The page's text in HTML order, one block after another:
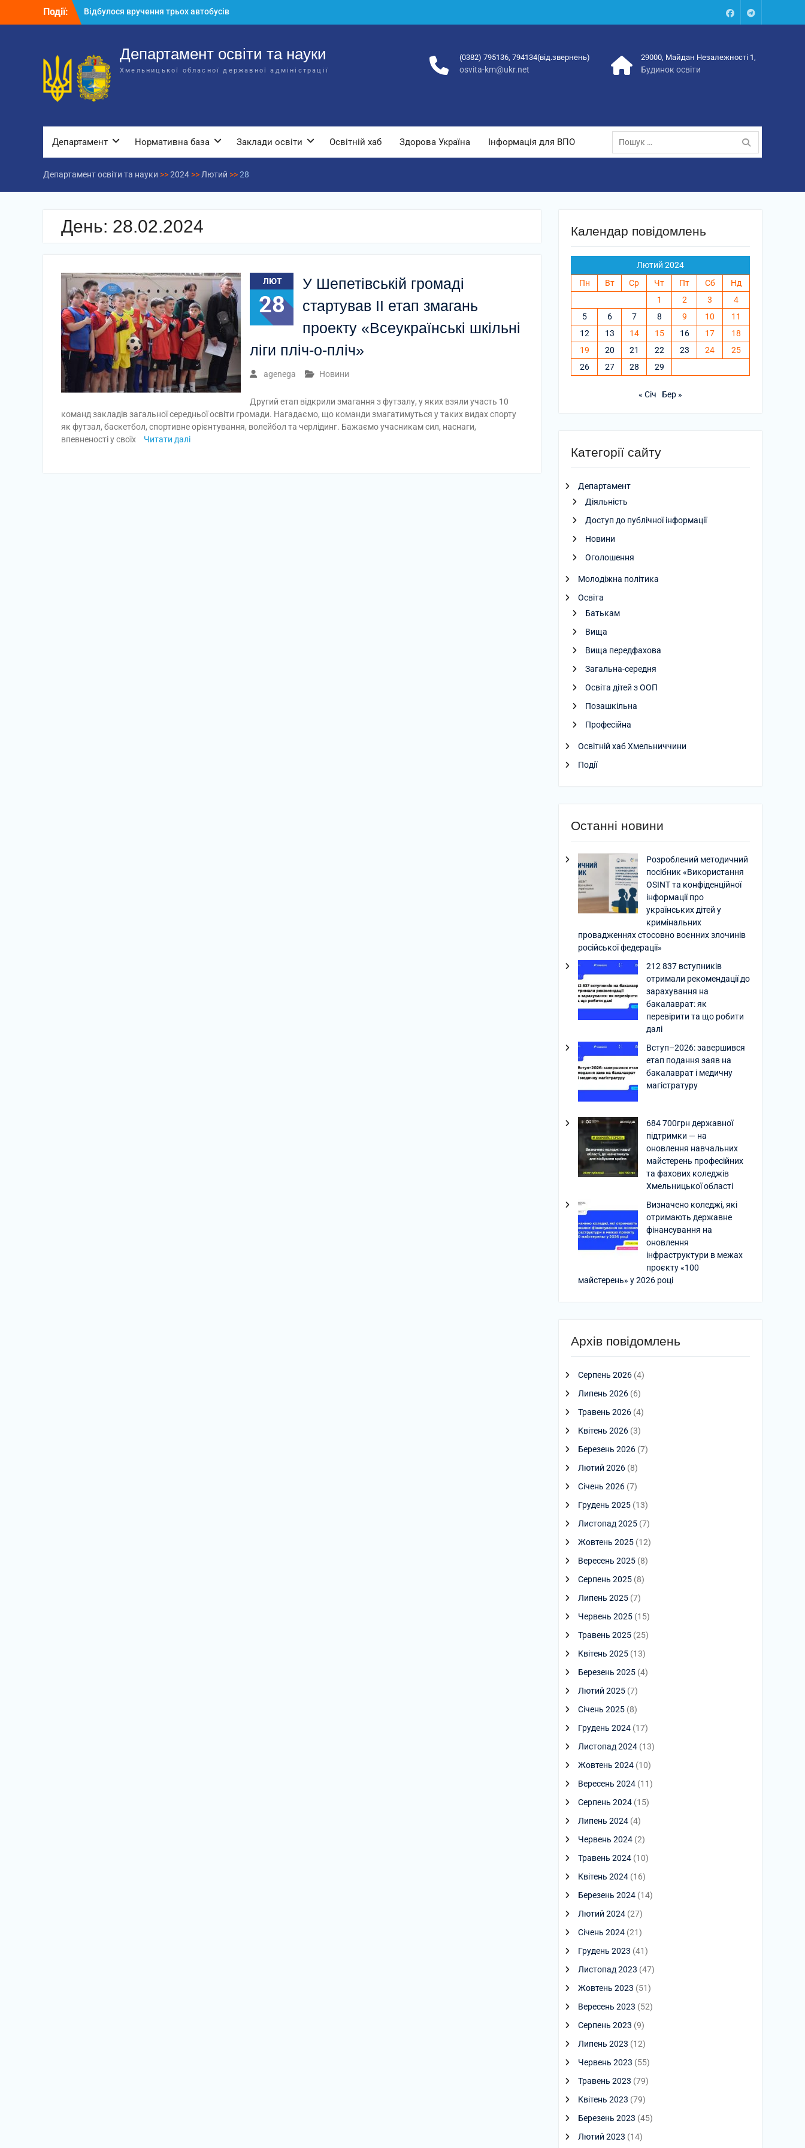
Події:
Відбулося вручення трьох автобусів
для потреб закладів освіти
Департаменту освіти та науки обласної
державної адміністрації
Відбулась обласна нарада для
відповідальних за національно-
патріотичне виховання
FacebookTalegram
Департамент освіти та науки
Хмельницької обласної державної адміністрації
(0382) 795136, 794134(від.звернень)
osvita-km@ukr.net
29000, Майдан Незалежності 1,
Будинок освіти
Департамент Нормативна база Заклади освіти Освітній хаб Здорова Україна Інформація для ВПО
Пошук:
Департамент освіти та науки >>2024 >> Лютий >>28
День: 28.02.2024
ЛЮТ
28
У Шепетівській громаді
стартував IІ етап змагань
проекту «Всеукраїнські шкільні
ліги пліч-о-пліч»
agenega Новини
Другий етап відкрили змагання з футзалу, у яких взяли участь 10
команд закладів загальної середньої освіти громади. Нагадаємо, що команди змагатимуться у таких видах спорту
як футзал, баскетбол, спортивне орієнтування, волейбол та черлідинг. Бажаємо учасникам сил, наснаги,
впевненості у своїх
Читати далі
Календар повідомлень
Лютий 2024
Пн
Вт Ср Чт Пт Сб
Нд
1
2 3
4
5
6 7 8 9 10
11
12
13 14 15 16 17
18
19
20 21 22 23 24
25
26
27 28 29
« Січ Бер »
Категорії сайту
Департамент
Діяльність
Доступ до публічної інформації
Новини
Оголошення
Молодіжна політика
Освіта
Батькам
Вища
Вища передфахова
Загальна-середня
Освіта дітей з ООП
Позашкільна
Професійна
Освітній хаб Хмельниччини
Події
Останні новини
Розроблений методичний
посібник «Використання
OSINT та конфіденційної
інформації про
українських дітей у
кримінальних
провадженнях стосовно воєнних злочинів
російської федерації»
212 837 вступників
отримали рекомендації до
зарахування на
бакалаврат: як
перевірити та що робити
далі
Вступ–2026: завершився
етап подання заяв на
бакалаврат і медичну
магістратуру
684 700грн державної
підтримки — на
оновлення навчальних
майстерень професійних
та фахових коледжів
Хмельницької області
Визначено коледжі, які
отримають державне
фінансування на
оновлення
інфраструктури в межах
проєкту «100
майстерень» у 2026 році
Архів повідомлень
Серпень 2026 (4)
Липень 2026 (6)
Травень 2026 (4)
Квітень 2026 (3)
Березень 2026 (7)
Лютий 2026 (8)
Січень 2026 (7)
Грудень 2025 (13)
Листопад 2025 (7)
Жовтень 2025 (12)
Вересень 2025 (8)
Серпень 2025 (8)
Липень 2025 (7)
Червень 2025 (15)
Травень 2025 (25)
Квітень 2025 (13)
Березень 2025 (4)
Лютий 2025 (7)
Січень 2025 (8)
Грудень 2024 (17)
Листопад 2024 (13)
Жовтень 2024 (10)
Вересень 2024 (11)
Серпень 2024 (15)
Липень 2024 (4)
Червень 2024 (2)
Травень 2024 (10)
Квітень 2024 (16)
Березень 2024 (14)
Лютий 2024 (27)
Січень 2024 (21)
Грудень 2023 (41)
Листопад 2023 (47)
Жовтень 2023 (51)
Вересень 2023 (52)
Серпень 2023 (9)
Липень 2023 (12)
Червень 2023 (55)
Травень 2023 (79)
Квітень 2023 (79)
Березень 2023 (45)
Лютий 2023 (14)